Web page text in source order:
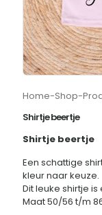
Home-Shop-
Shirtje beertje
Shirtje beertje
Een schattige
kleur naar keuze.
Dit leuke shirtje
Maat 50/56 t/m